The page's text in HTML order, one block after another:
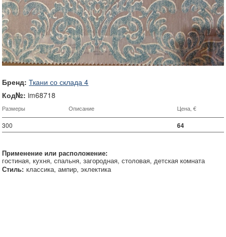
Бренд: Ткани со склада 4
Код№:im68718
Размеры Описание Цена, €
300 64
Применение или расположение:
гостиная кухня спальня загородная столовая детская комната
Стиль: классика ампир эклектика